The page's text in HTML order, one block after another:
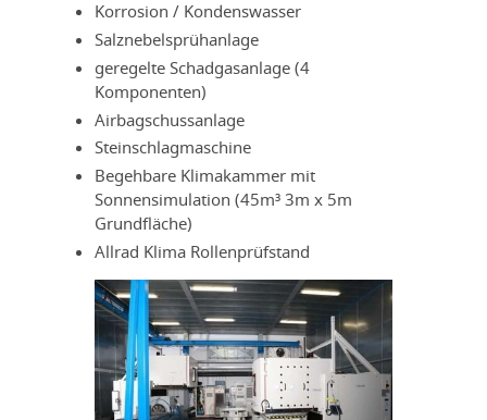
Korrosion / Kondenswasser
Salznebelsprühanlage
geregelte Schadgasanlage (4
Komponenten)
Airbagschussanlage
Steinschlagmaschine
Begehbare Klimakammer mit
Sonnensimulation (45m³ 3m x 5m
Grundfläche)
Allrad Klima Rollenprüfstand